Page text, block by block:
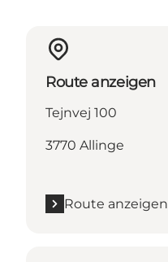
Route anzeigen
Tejnvej 100
3770 Allinge
Route anzeigen